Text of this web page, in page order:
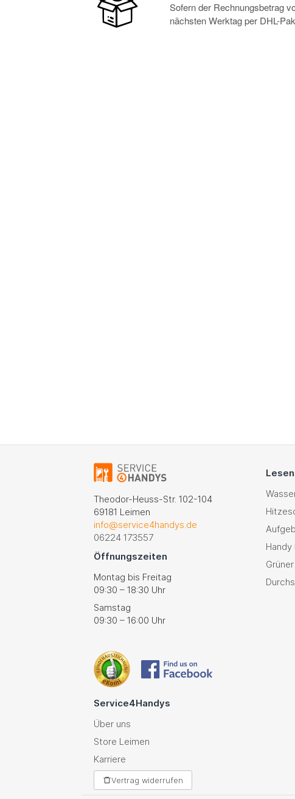
Sofern der Rechnungsbetrag
nächsten Werktag per DHL-
Theodor-Heuss-Str. 102-104
69181 Leimen
info@service4handys.de
06224 173557
Öffnungszeiten
Montag bis Freitag
09:30 – 18:30 Uhr
Samstag
09:30 – 16:00 Uhr
Handy
Service4Handys
Über uns
Store Leimen
Karriere
Vertrag widerrufen